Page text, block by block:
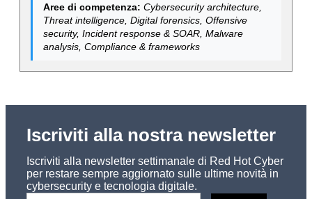
Aree di competenza: Cybersecurity architecture,
Threat intelligence, Digital forensics, Offensive
security, Incident response & SOAR, Malware
analysis, Compliance & frameworks
Iscriviti alla nostra newsletter
Iscriviti alla newsletter settimanale di Red Hot Cyber
per restare sempre aggiornato sulle ultime novità in
cybersecurity e tecnologia digitale.